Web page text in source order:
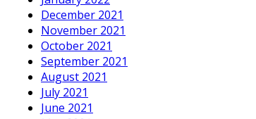
December 2021
November 2021
October 2021
September 2021
August 2021
July 2021
June 2021